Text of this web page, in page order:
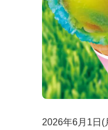
2026年6月1日(